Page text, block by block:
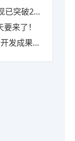
破20亿
来了！
成果公开